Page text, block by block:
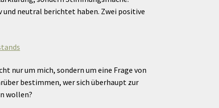
und neutral berichtet haben. Zwei positive
nur um mich, sondern um eine Frage von
bestimmen, wer sich überhaupt zur
wollen?